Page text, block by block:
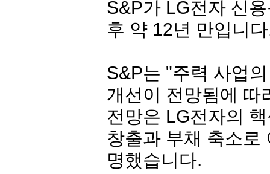
S&P가 LG전자 신
후 약 12년 만입니
S&P는 "주력 사업
개선이 전망됨에 따
전망은 LG전자의
창출과 부채 축소로
명했습니다.